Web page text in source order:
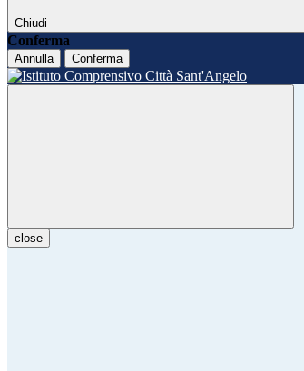
Chiudi
Conferma
Annulla Conferma
close